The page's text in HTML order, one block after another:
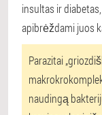
insultas ir
apibrėždami juos
Parazitai
naudingą